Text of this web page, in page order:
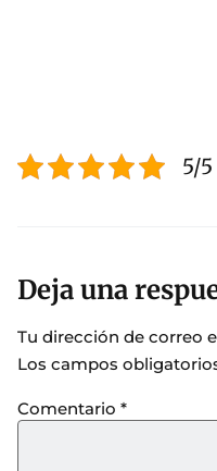
5/
Deja una
Tu dirección de correo
Los campos
Comentario *